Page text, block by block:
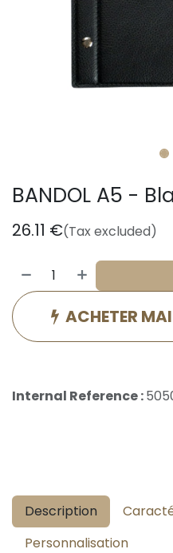
BANDOL A5 -
26.11 €(Tax excluded)
ACHETER
Internal Reference :
Description
Personnalisation